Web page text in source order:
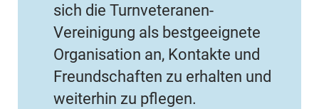
sich die Turnveteranen-
Vereinigung als bestgeeignete
Organisation an, Kontakte und
Freundschaften zu erhalten und
weiterhin zu pflegen.